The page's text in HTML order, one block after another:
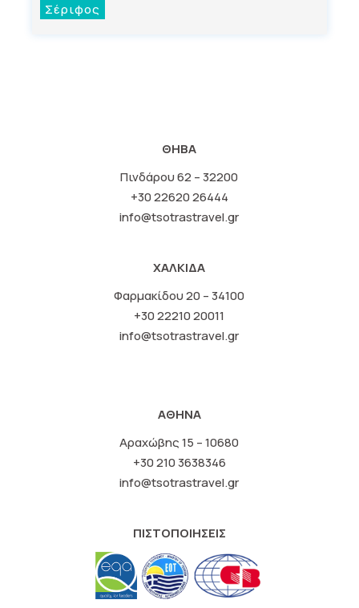
Σέριφος
ΘΗΒΑ
Πινδάρου 62 – 32200
+30 22620 26444
info@tsotrastravel.gr
ΧΑΛΚΙΔΑ
Φαρμακίδου 20 – 34100
+30 22210 20011
info@tsotrastravel.gr
ΑΘΗΝΑ
Αραχώβης 15 – 10680
+30 210 3638346
info@tsotrastravel.gr
ΠΙΣΤΟΠΟΙΗΣΕΙΣ